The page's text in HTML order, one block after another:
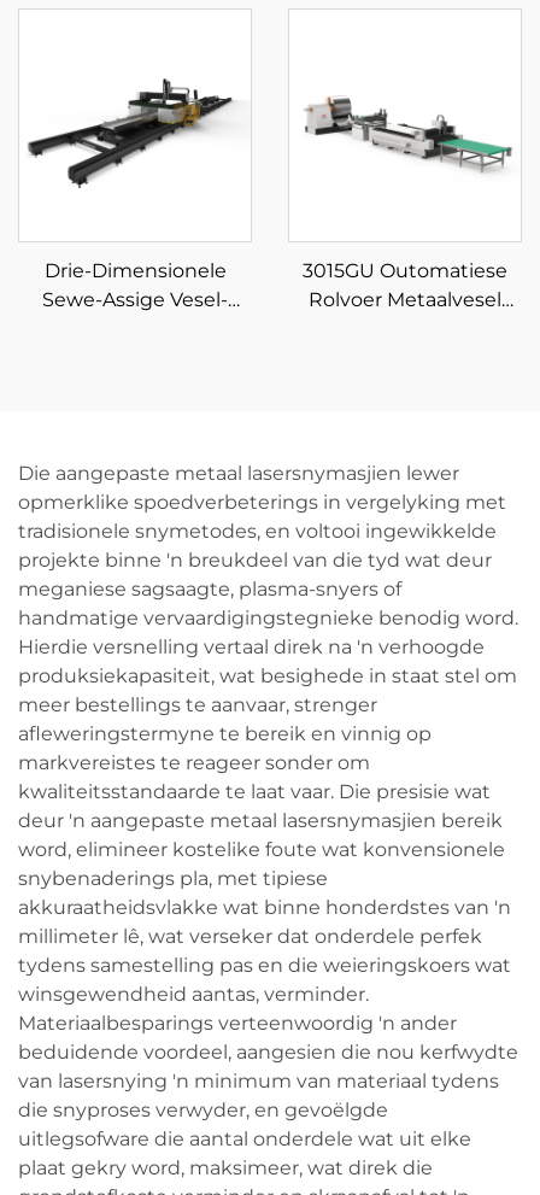
Drie-Dimensionele
Sewe-Assige Vesel-
3015GU Outomatiese
Rolvoer Metaalvesel
Die aangepaste metaal lasersnymasjien lewer
opmerklike spoedverbeterings in vergelyking met
tradisionele snymetodes, en voltooi ingewikkelde
projekte binne 'n breukdeel van die tyd wat deur
meganiese sagsaagte, plasma-snyers of
handmatige vervaardigingstegnieke benodig word.
Hierdie versnelling vertaal direk na 'n verhoogde
produksiekapasiteit, wat besighede in staat stel om
meer bestellings te aanvaar, strenger
afleweringstermyne te bereik en vinnig op
markvereistes te reageer sonder om
kwaliteitsstandaarde te laat vaar. Die presisie wat
deur 'n aangepaste metaal lasersnymasjien bereik
word, elimineer kostelike foute wat konvensionele
snybenaderings pla, met tipiese
akkuraatheidsvlakke wat binne honderdstes van 'n
millimeter lê, wat verseker dat onderdele perfek
tydens samestelling pas en die weieringskoers wat
winsgewendheid aantas, verminder.
Materiaalbesparings verteenwoordig 'n ander
beduidende voordeel, aangesien die nou kerfwydte
van lasersnying 'n minimum van materiaal tydens
die snyproses verwyder, en gevoëlgde
uitlegsofware die aantal onderdele wat uit elke
plaat gekry word, maksimeer, wat direk die